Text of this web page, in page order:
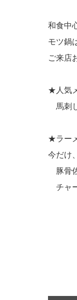
和食中
モツ鍋
ご来店
★人気
馬刺
★ラー
今だけ
豚骨
チャ